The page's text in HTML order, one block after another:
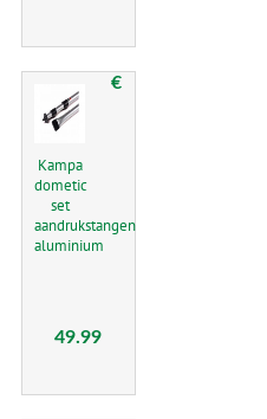
Kampa
dometic
set
aandrukstangen
aluminium
€
49.99